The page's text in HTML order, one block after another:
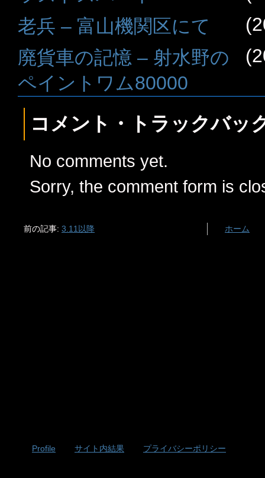
老兵 – 富山機関区にて
廃貨車の記憶 – 射水野の
ペイントワム80000
コメント・トラックバッ
No comments yet.
Sorry, the comment form is
前の記事: 3.11以降 ホーム
Profile サイト内結果 プライバシーポリシー